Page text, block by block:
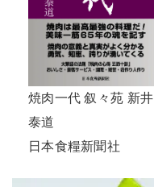
焼肉一代 叙々苑 新井
泰道
日本食糧新聞社